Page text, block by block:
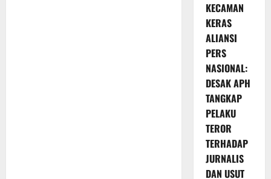
KECAMAN
KERAS
ALIANSI
PERS
NASIONAL:
DESAK APH
TANGKAP
PELAKU
TEROR
TERHADAP
JURNALIS
DAN USUT